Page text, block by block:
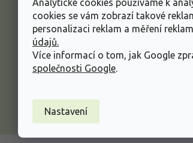
Analytické cookies používáme k
cookies se vám zobrazí takové
personalizaci reklam a měření
údajů.
Více informací o tom, jak Google
společnosti Google.
Nastavení